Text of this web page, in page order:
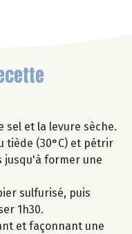
sel et la levure sèche.
tiède (30°C) et pétrir
jusqu'à former une
sulfurisé, puis
1h30.
et façonnant une